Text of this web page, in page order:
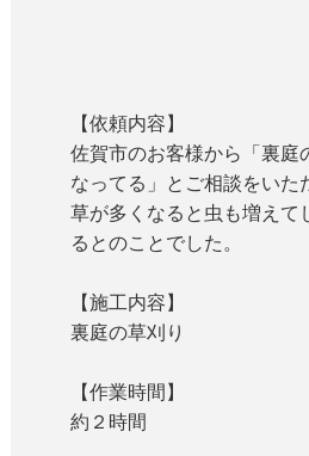
【依頼内容】
佐賀市のお客様から「裏庭
なってる」とご相談をいた
草が多くなると虫も増えて
るとのことでした。
【施工内容】
裏庭の草刈り
【作業時間】
約２時間